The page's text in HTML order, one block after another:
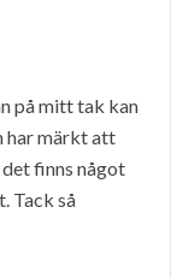
på mitt tak kan
har märkt att
finns något
Tack så